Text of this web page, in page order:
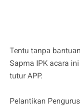
Tentu tanpa
Sapma IPK acara
tutur APP.
Pelantikan